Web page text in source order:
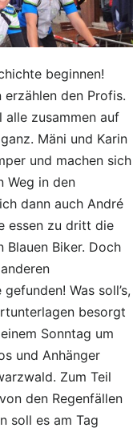
beginnen!
den Profis.
zusammen auf
Mäni und Karin
und machen sich
Weg in den
dann auch André
essen zu dritt die
Biker. Doch
Was soll’s,
besorgt
Sonntag um
und Anhänger
Zum Teil
den Regenfällen
soll es am Tag